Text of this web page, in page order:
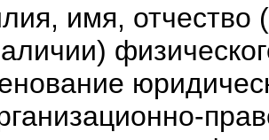
имя, отчество